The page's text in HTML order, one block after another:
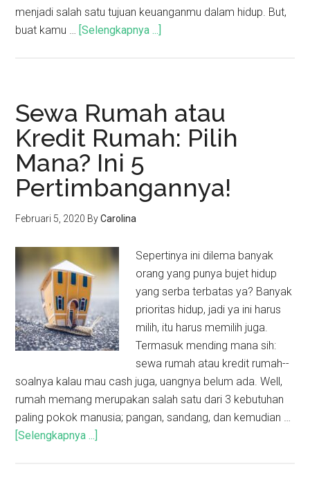
menjadi salah satu tujuan keuanganmu dalam hidup. But,
buat kamu … [Selengkapnya ...]
Sewa Rumah atau
Kredit Rumah: Pilih
Mana? Ini 5
Pertimbangannya!
Februari 5, 2020 ByCarolina
Sepertinya ini dilema banyak
orang yang punya bujet hidup
yang serba terbatas ya? Banyak
prioritas hidup, jadi ya ini harus
milih, itu harus memilih juga.
Termasuk mending mana sih:
sewa rumah atau kredit rumah--
soalnya kalau mau cash juga, uangnya belum ada. Well,
rumah memang merupakan salah satu dari 3 kebutuhan
paling pokok manusia; pangan, sandang, dan kemudian …
[Selengkapnya ...]